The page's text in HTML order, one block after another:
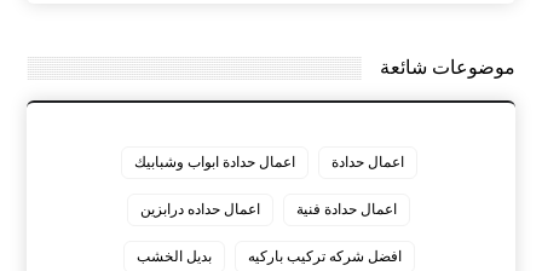
موضوعات شائعة
اعمال حدادة اعمال حدادة ابواب وشبابيك
اعمال حدادة فنية اعمال حداده درابزين
افضل شركه تركيب باركيه بديل الخشب